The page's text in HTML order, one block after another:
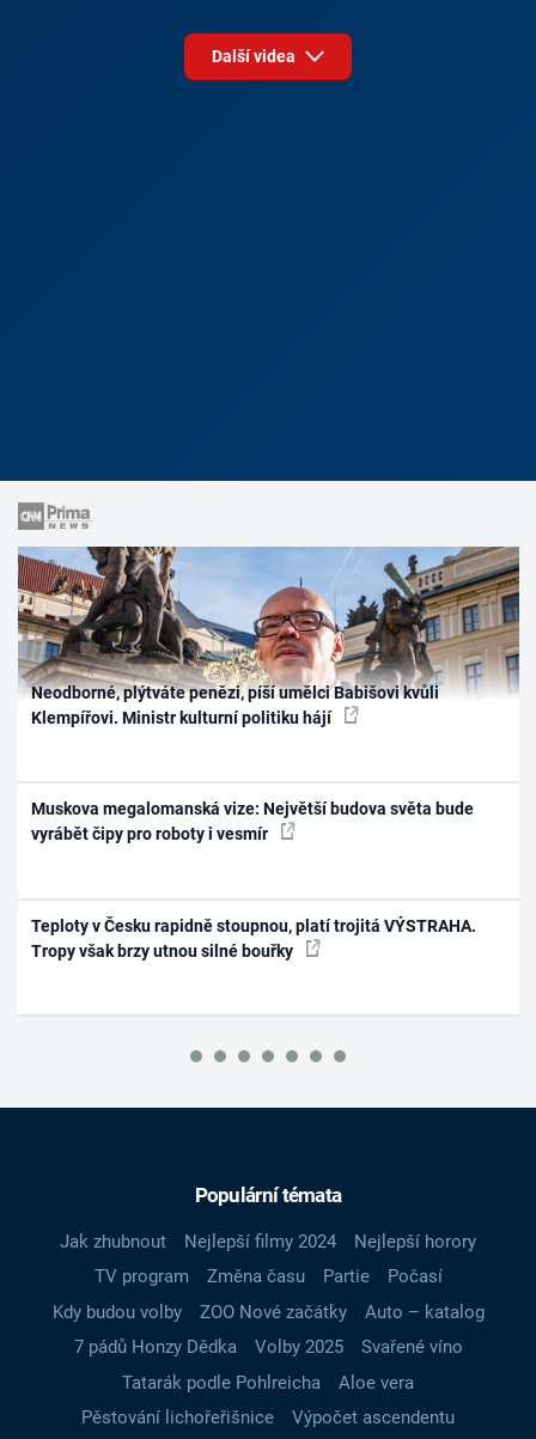
Další videa
Neodborné, plýtváte penězi, píší umělci Babišovi kvůli
Klempířovi. Ministr kulturní politiku hájí
Muskova megalomanská vize: Největší budova světa bude
vyrábět čipy pro roboty i vesmír
Teploty v Česku rapidně stoupnou, platí trojitá VÝSTRAHA.
Tropy však brzy utnou silné bouřky
Populární témata
Jak zhubnout Nejlepší filmy 2024
Nejlepší horory
TV program
Změna času Partie
Počasí
Kdy budou volby
ZOO Nové začátky
Auto – katalog
7 pádů Honzy Dědka
Volby 2025
Svařené víno
Tatarák podle Pohlreicha
Aloe vera
Pěstování lichořeřišnice
Výpočet ascendentu